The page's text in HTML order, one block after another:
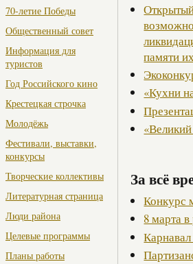
70-летие Победы
Общественный совет
Информация для
туристов
Год Российского кино
Крестецкая строчка
Молодёжь
Фестивали, выставки,
конкурсы
Творческие коллективы
Литературная страница
Люди района
Целевые программы
Планы работы
памяти
«Кухни
За всё
Конкурс
8 марта